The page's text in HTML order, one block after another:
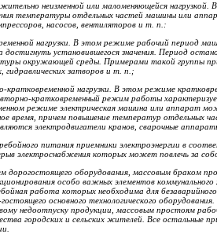
температуры отдельных частей машины или
насосов, вентиляторов и т. п.:
2) приемники, работающие в режиме кратковременной нагрузки. В этом режиме рабочий период машины
отдельных частей машины или аппарата могла достигнуть установившегося значения. Период останова машины или аппарата на-столько длителен, что машина
туры окружающей среды. Примерами такой группы
гидравлических затворов и т. п.;
кратковременный режим работы характеризуется
режиме электриче
время, причем повышение температур отдельных
электродвигатели кранов, сварочные
ебойного питания приемники электроэнергии в соотве
электроснабжения которых может повлечь за
дорогостоящего оборудования, массовым браком
ания особо важных элементов
работа которых необходима для
основного технологического
недоотпуску продукции, массовым простоям
городских и сельских жителей. Все остальные